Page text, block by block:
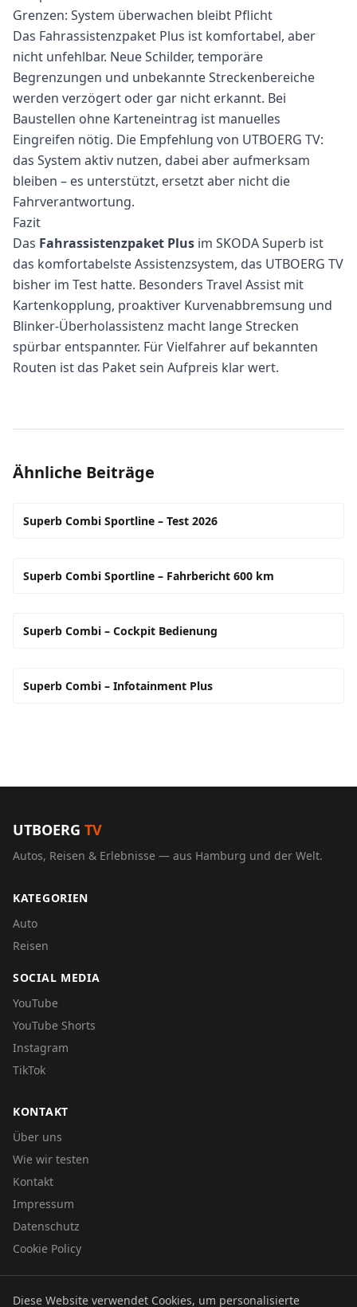
Grenzen: System überwachen bleibt Pflicht
Das Fahrassistenzpaket Plus ist komfortabel, aber
nicht unfehlbar. Neue Schilder, temporäre
Begrenzungen und unbekannte Streckenbereiche
werden verzögert oder gar nicht erkannt. Bei
Baustellen ohne Karteneintrag ist manuelles
Eingreifen nötig. Die Empfehlung von UTBOERG TV:
das System aktiv nutzen, dabei aber aufmerksam
bleiben – es unterstützt, ersetzt aber nicht die
Fahrverantwortung.
Fazit
Das Fahrassistenzpaket Plus im SKODA Superb ist
das komfortabelste Assistenzsystem, das UTBOERG TV
bisher im Test hatte. Besonders Travel Assist mit
Kartenkopplung, proaktiver Kurvenabbremsung und
Blinker-Überholassistenz macht lange Strecken
spürbar entspannter. Für Vielfahrer auf bekannten
Routen ist das Paket sein Aufpreis klar wert.
Ähnliche Beiträge
Superb Combi Sportline – Test 2026
Superb Combi Sportline – Fahrbericht 600 km
Superb Combi – Cockpit Bedienung
Superb Combi – Infotainment Plus
UTBOERG TV
Autos, Reisen & Erlebnisse — aus Hamburg und der Welt.
KATEGORIEN
Auto
Reisen
SOCIAL MEDIA
YouTube
YouTube Shorts
Instagram
TikTok
KONTAKT
Über uns
Wie wir testen
Kontakt
Impressum
Datenschutz
Cookie Policy
Diese Website verwendet Cookies, um personalisierte